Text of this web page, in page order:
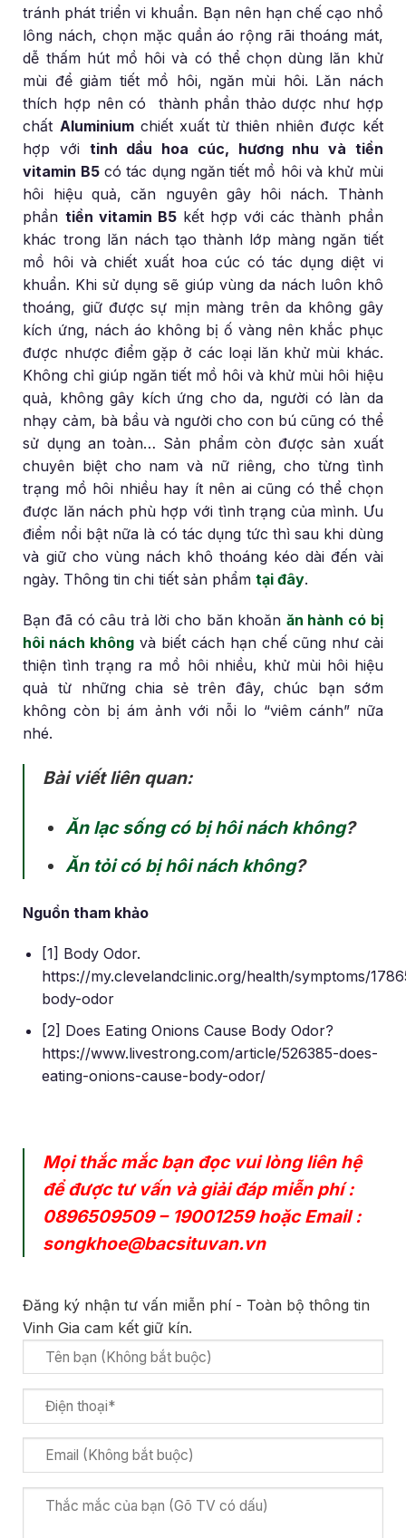
tránh phát triển vi khuẩn. Bạn nên hạn chế cạo nhổ
lông nách, chọn mặc quần áo rộng rãi thoáng mát,
dễ thấm hút mồ hôi và có thể chọn dùng lăn khử
mùi để giảm tiết mồ hôi, ngăn mùi hôi. Lăn nách
thích hợp nên có thành phần thảo dược như hợp
chất Aluminiumchiết xuất từ thiên nhiên được kết
hợp với tinh dầu hoa cúc, hương nhu và tiền
vitamin B5có tác dụng ngăn tiết mồ hôi và khử mùi
hôi hiệu quả, căn nguyên gây hôi nách. Thành
phần tiền vitamin B5kết hợp với các thành phần
khác trong lăn nách tạo thành lớp màng ngăn tiết
mồ hôi và chiết xuất hoa cúc có tác dụng diệt vi
khuẩn. Khi sử dụng sẽ giúp vùng da nách luôn khô
thoáng, giữ được sự mịn màng trên da không gây
kích ứng, nách áo không bị ố vàng nên khắc phục
được nhược điểm gặp ở các loại lăn khử mùi khác.
Không chỉ giúp ngăn tiết mồ hôi và khử mùi hôi hiệu
quả, không gây kích ứng cho da, người có làn da
nhạy cảm, bà bầu và người cho con bú cũng có thể
sử dụng an toàn… Sản phẩm còn được sản xuất
chuyên biệt cho nam và nữ riêng, cho từng tình
trạng mồ hôi nhiều hay ít nên ai cũng có thể chọn
được lăn nách phù hợp với tình trạng của mình. Ưu
điểm nổi bật nữa là có tác dụng tức thì sau khi dùng
và giữ cho vùng nách khô thoáng kéo dài đến vài
ngày. Thông tin chi tiết sản phẩmtại đây.
Bạn đã có câu trả lời cho băn khoăn ăn hành có bị
hôi nách không và biết cách hạn chế cũng như cải
thiện tình trạng ra mồ hôi nhiều, khử mùi hôi hiệu
quả từ những chia sẻ trên đây, chúc bạn sớm
không còn bị ám ảnh với nỗi lo “viêm cánh” nữa
nhé.
Bài viết liên quan:
Ăn lạc sống có bị hôi nách không?
Ăn tỏi có bị hôi nách không?
Nguồn tham khảo
[1] Body Odor.
https://my.clevelandclinic.org/health/symptoms/
body-odor
[2] Does Eating Onions Cause Body Odor?
https://www.livestrong.com/article/526385-does-
eating-onions-cause-body-odor/
Mọi thắc mắc bạn đọc vui lòng liên hệ
để được tư vấn và giải đáp miễn phí :
0896509509– 19001259hoặc Email :
songkhoe@bacsituvan.vn
Đăng ký nhận tư vấn miễn phí - Toàn bộ thông tin
Vinh Gia cam kết giữ kín.